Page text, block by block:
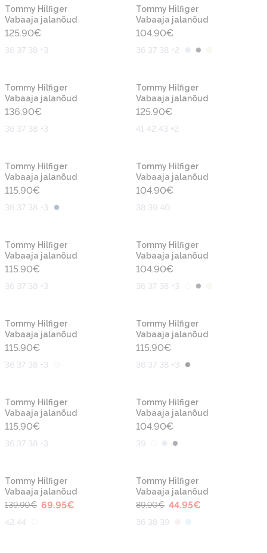
Tommy Hilfiger
Vabaaja jalanõud
125.90€
36 37 38 +3
Tommy Hilfiger
Vabaaja jalanõud
104.90€
36 37 38 +2
Tommy Hilfiger
Vabaaja jalanõud
136.90€
36 37 38 +3
Tommy Hilfiger
Vabaaja jalanõud
125.90€
41 42 43 +2
Tommy Hilfiger
Vabaaja jalanõud
115.90€
36 37 38 +3
Tommy Hilfiger
Vabaaja jalanõud
104.90€
38 39 40
Tommy Hilfiger
Vabaaja jalanõud
115.90€
36 37 38 +3
Tommy Hilfiger
Vabaaja jalanõud
104.90€
36 37 38 +3
Tommy Hilfiger
Vabaaja jalanõud
115.90€
36 37 38 +3
Tommy Hilfiger
Vabaaja jalanõud
115.90€
36 37 38 +3
Tommy Hilfiger
Vabaaja jalanõud
115.90€
36 37 38 +3
Tommy Hilfiger
Vabaaja jalanõud
104.90€
39
-50%
Tommy Hilfiger
Vabaaja jalanõud
139.90€ 69.95€
42 44
-50%
Tommy Hilfiger
Vabaaja jalanõud
89.90€ 44.95€
36 38 39